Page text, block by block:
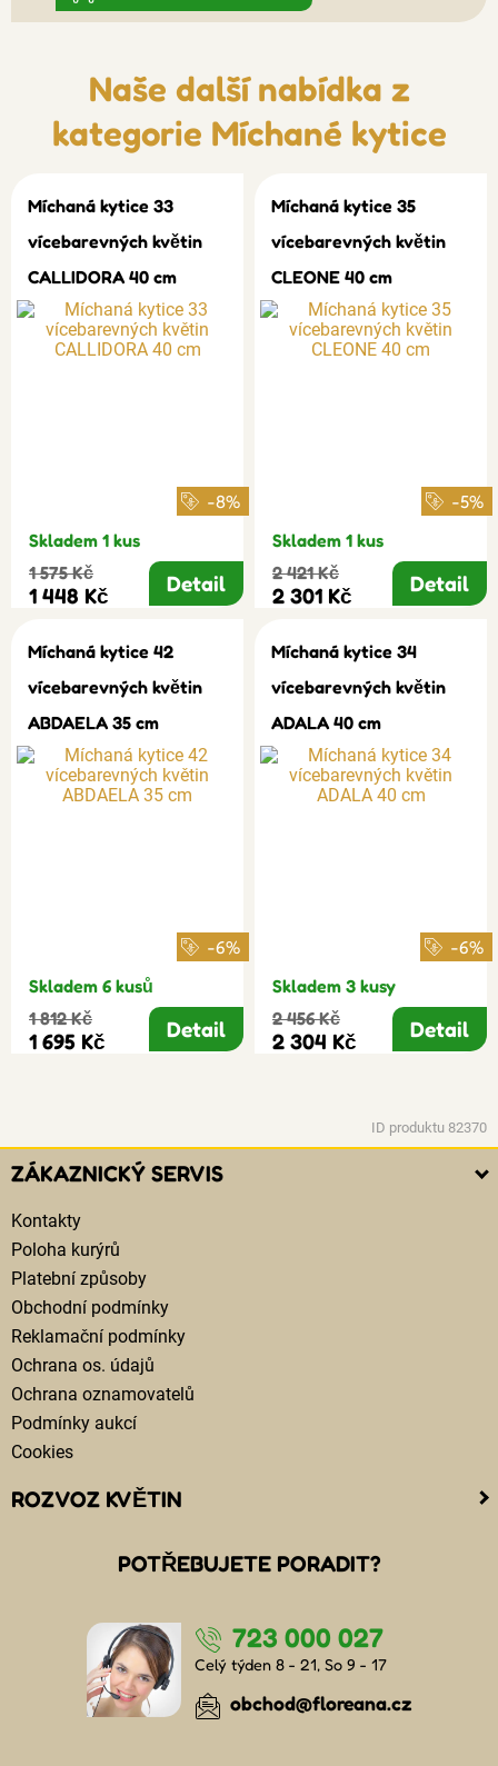
Naše další nabídka z
kategorie Míchané kytice
Míchaná kytice 33
vícebarevných květin
CALLIDORA 40 cm
-8%
Skladem 1 kus
1 575 Kč
1 448 Kč Detail
Míchaná kytice 35
vícebarevných květin
CLEONE 40 cm
-5%
Skladem 1 kus
2 421 Kč
2 301 Kč Detail
Míchaná kytice 42
vícebarevných květin
ABDAELA 35 cm
-6%
Skladem 6 kusů
1 812 Kč
1 695 Kč Detail
Míchaná kytice 34
vícebarevných květin
ADALA 40 cm
-6%
Skladem 3 kusy
2 456 Kč
2 304 Kč Detail
ID produktu 82370
ZÁKAZNICKÝ SERVIS
Kontakty
Poloha kurýrů
Platební způsoby
Obchodní podmínky
Reklamační podmínky
Ochrana os. údajů
Ochrana oznamovatelů
Podmínky aukcí
Cookies
ROZVOZ KVĚTIN
Kam doručujeme květiny
Cena za doručení květin
Doručení květin sledujete online
Kdo jsou lidé, kteří doručují kytice
Odkud květiny doručujeme
POTŘEBUJETE PORADIT?
723 000 027
Celý týden 8 - 21, So 9 - 17
obchod@floreana.cz